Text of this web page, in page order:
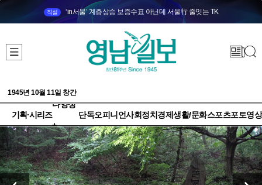
직설 ‘in서울’ 계층상승 보증수표 아닌데 서울行 줄잇는 TK
1945년 10월 11일 창간
기획·시리즈
다양성
+
단독오피니언사회정치 경제생활/문화스포츠포토영상